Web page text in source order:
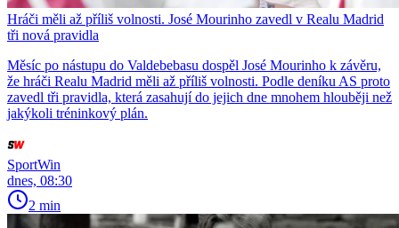
Hráči měli až příliš volnosti. José Mourinho zavedl v Realu Madrid
tři nová pravidla
Měsíc po nástupu do Valdebebasu dospěl José Mourinho k závěru,
že hráči Realu Madrid měli až příliš volnosti. Podle deníku AS proto
zavedl tři pravidla, která zasahují do jejich dne mnohem hlouběji než
jakýkoli tréninkový plán.
SportWin
dnes, 08:30
2 min